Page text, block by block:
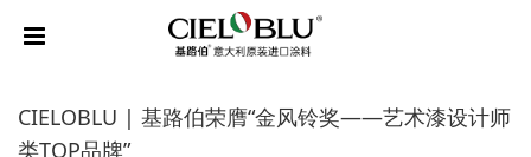
CIELOBLU | 基路伯荣膺“金风铃奖——艺术漆设计师
类TOP品牌”